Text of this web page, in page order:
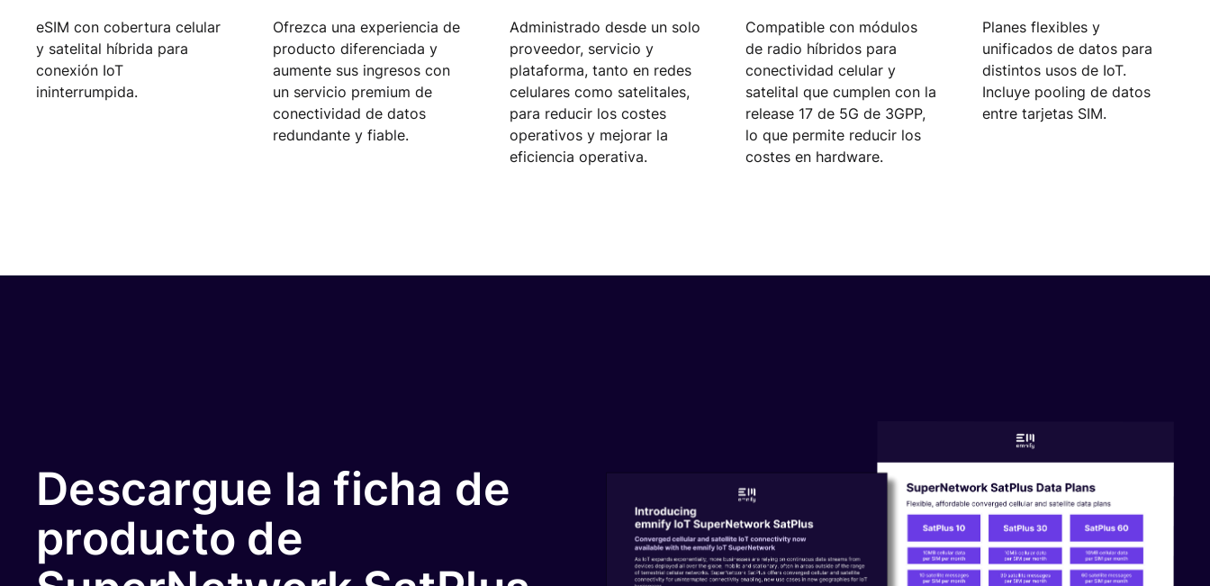
eSIM con cobertura celular
y satelital híbrida para
conexión IoT
ininterrumpida.
Ofrezca una experiencia de
producto diferenciada y
aumente sus ingresos con
un servicio premium de
conectividad de datos
redundante y fiable.
Administrado desde un solo
proveedor, servicio y
plataforma, tanto en redes
celulares como satelitales,
para reducir los costes
operativos y mejorar la
eficiencia operativa.
Compatible con módulos
de radio híbridos para
conectividad celular y
satelital que cumplen con la
release 17 de 5G de 3GPP,
lo que permite reducir los
costes en hardware.
Planes flexibles y
unificados de datos para
distintos usos de IoT.
Incluye pooling de datos
entre tarjetas SIM.
Descargue la ficha de
producto de